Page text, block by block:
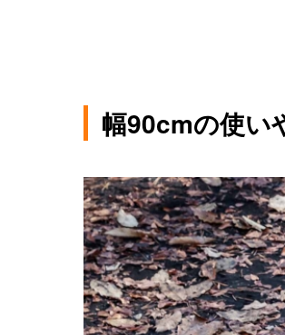
幅90cmの使い